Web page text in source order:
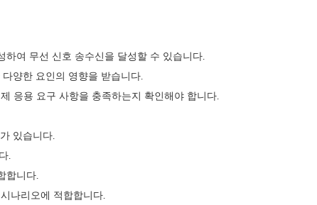
여 무선 신호 송수신을 달성할 수 있습니다.
양한 요인의 영향을 받습니다.
응용 요구 사항을 충족하는지 확인해야 합니다.
있습니다.
.
합니다.
나리오에 적합합니다.